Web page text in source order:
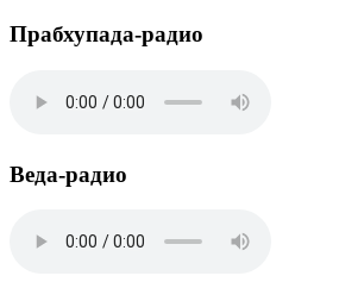
Прабхупада-радио
Веда-радио